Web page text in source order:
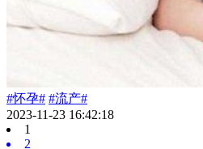
#怀孕# #流产#
2023-11-23 16:42:18
1
2